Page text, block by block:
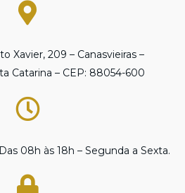
Xavier, 209 – Canasvieiras –
Catarina – CEP: 88054-600
08h às 18h – Segunda a Sexta.